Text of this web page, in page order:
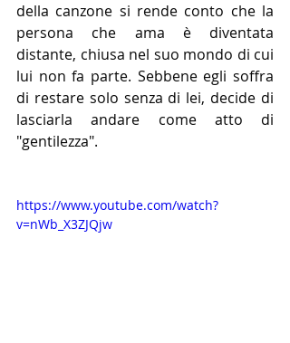
della canzone si rende conto che la
persona che ama è diventata
distante, chiusa nel suo mondo di cui
lui non fa parte. Sebbene egli soffra
di restare solo senza di lei, decide di
lasciarla andare come atto di
"gentilezza".
https://www.youtube.com/watch?
v=nWb_X3ZJQjw